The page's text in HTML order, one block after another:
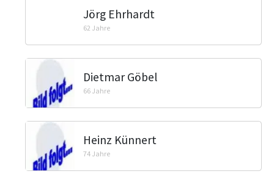
Jörg Ehrhardt
62 Jahre
Dietmar Göbel
66 Jahre
Heinz Künnert
74 Jahre